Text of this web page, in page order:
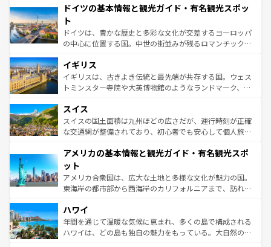
せる。地方によって風土や気候が異なるスペインはその個
ンテンツ一覧 を参照してほしい。
で、幅広い魅力が詰まっている。華麗な宮殿、歴史的な大
聖堂、美しいビーチ、そして豊かな自然が、訪れる者を心
から魅了する。また、フランスは美食の国としても知ら
れ、フランス料理はユネスコ無形文化遺産にも登録されて
香り高いラベンダー畑など、多彩な楽しみ方が可能だ。さ
らに、パリ以外の地域にも魅力が溢れており、どの街角に
も豊かな歴史と文化が息づいている。パリ以外の個性あふ
を参照してほしい。
ドイツの基本情報と観光ガイド・有名観光スポッ
ト
ドイツは、豊かな歴史と多彩な文化が交差するヨーロッパ
の中心に位置する国。中世の街並みが残るロマンチック街
顔を持つこの国は、どこを歩いても飽きることがない。ベ
ルリンの文化的活気、バイエルン州のアルプスの絶景、そ
してライン川沿いのワイン畑といった風景は必見。ビール
は、お酒好きな人にはぜひ体験してほしい。 なお、新着の
ドイツ情報はコンテンツ一覧を参照してほしい。
イギリス
イギリスは、古きよき伝統と最先端が共存する国。ウェス
トミンスター寺院や大英博物館のようなランドマーク、歴
リアごとに異なる魅力がある。また、優雅なアフタヌーン
ティー、ビール好きにはたまらない英国パブ、サッカー観
戦など、本場だからこそできる体験も豊富。イギリスを旅
ンツ一覧を参照してほしい。
スイス
スイスの国土面積は九州ほどの広さだが、運行時刻が正確
な交通網が整備されており、初心者でも安心して個人旅行
の建物がそのまま残る町や、スイスならではのユニークな
博物館もあり、アルプス観光だけでなく町歩きも満喫する
ことができる。国民の所得が高いため物価も高いが、旅行
者向けの交通パス提供のサービスもあり、うまく活用すれ
着のスイス情報は
アメリカの基本情報と観光ガイド・有名観光スポ
ット
アメリカ合衆国は、広大な土地と多様な文化が魅力の国。
東海岸の都市部から西海岸のカリフォルニアまで、訪れる
のような巨大都市は、観光、ショッピング、エンターテイ
ンメントが詰まった刺激的なスポットだ。一方、アメリカ
西部には大自然が広がり、グランドキャニオンやイエロー
ハワイ
年間を通じて温暖な気候に恵まれ、多くの島で構成される
ハワイは、どの島も独自の魅力をもっている。大自然の神